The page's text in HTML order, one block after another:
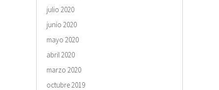
julio 2020
junio 2020
mayo 2020
abril 2020
marzo 2020
octubre 2019